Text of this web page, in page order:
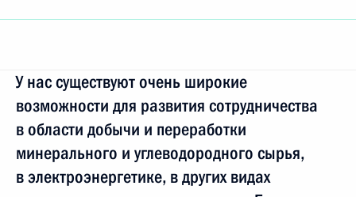
У нас существуют очень широкие
возможности для развития сотрудничества
в области добычи и переработки
минерального и углеводородного сырья,
в электроэнергетике, в других видах